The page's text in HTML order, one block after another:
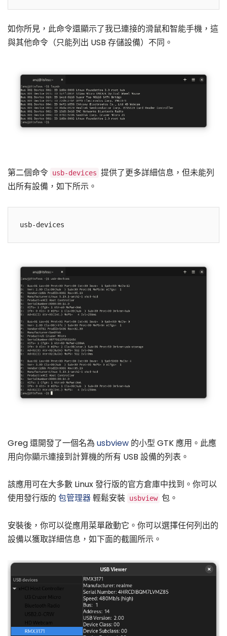
如你所見，此命令還顯示了我已連接的滑鼠和智能手機，這
與其他命令（只能列出 USB 存儲設備）不同。
第二個命令 usb-devices 提供了更多詳細信息，但未能列
出所有設備，如下所示。
Greg 還開發了一個名為 usbview 的小型 GTK 應用。此應
用向你顯示連接到計算機的所有 USB 設備的列表。
該應用可在大多數 Linux 發行版的官方倉庫中找到。你可以
使用發行版的 包管理器輕鬆安裝 usbview 包。
安裝後，你可以從應用菜單啟動它。你可以選擇任何列出的
設備以獲取詳細信息，如下面的截圖所示。